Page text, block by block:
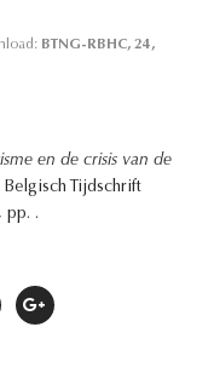
BTNG-RBHC, 24,
en de crisis van de
Belgisch Tijdschrift
pp. .